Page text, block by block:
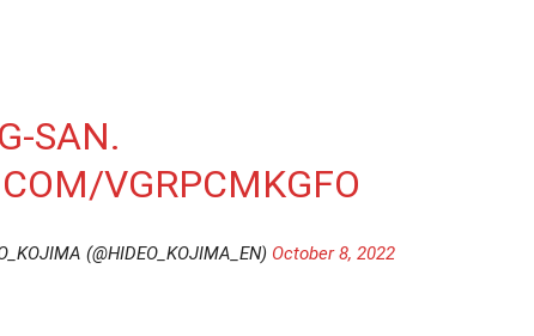
SAN.
VGRPCMKGFO
(@HIDEO_KOJIMA_EN) October 8, 2022